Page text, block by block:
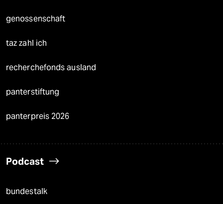
genossenschaft
taz zahl ich
recherchefonds ausland
panterstiftung
panterpreis 2026
Podcast
bundestalk